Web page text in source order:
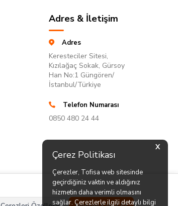
X
Çerez Politikası
Çerezler, Tofisa web sitesinde
geçirdiğiniz vaktin ve aldığınız
hizmetin daha verimli olmasını
sağlar. Çerezlerle ilgili detaylı bilgi
Adres & İletişim
Adres
Keresteciler Sitesi,
Kızılağaç Sokak, Gürsoy
Han No:1 Güngören/
İstanbul/Türkiye
Telefon Numarası
0850 480 24 44